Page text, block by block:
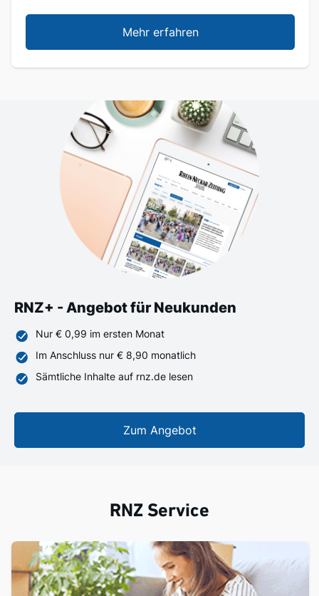
Mehr erfahren
RNZ+ - Angebot für Neukunden
Nur € 0,99 im ersten Monat
Im Anschluss nur € 8,90 monatlich
Sämtliche Inhalte auf rnz.de lesen
Zum Angebot
RNZ Service